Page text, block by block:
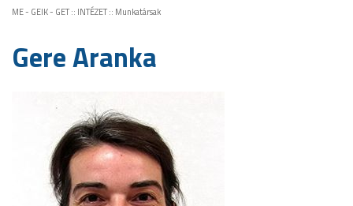
ME - GEIK - GET:: INTÉZET:: Munkatársak
Gere Aranka